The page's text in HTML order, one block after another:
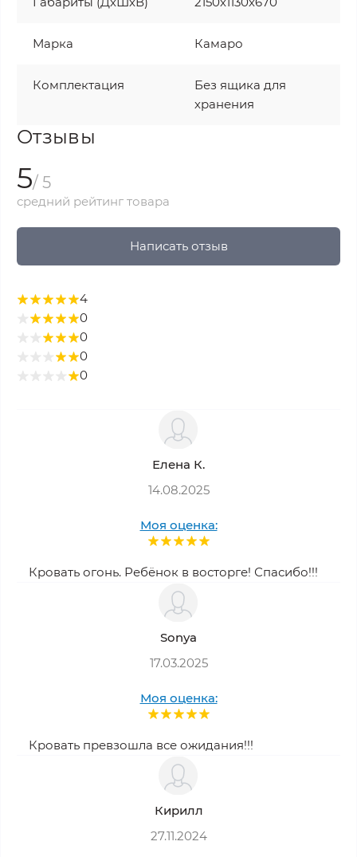
Марка Камаро
Комплектация
Без ящика для
хранения
Отзывы
5/ 5
средний рейтинг товара
Написать отзыв
4
0
0
0
0
Елена К.
14.08.2025
Моя оценка:
Кровать огонь. Ребёнок в восторге! Спасибо!!!
Sonya
17.03.2025
Моя оценка:
Кровать превзошла все ожидания!!!
Кирилл
27.11.2024